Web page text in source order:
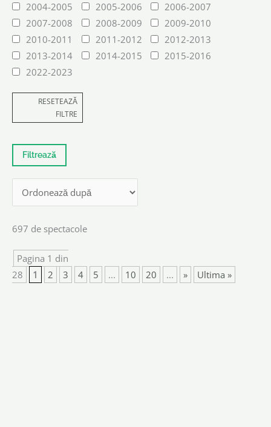
2004-2005
2005-2006
2006-2007
2007-2008
2008-2009
2009-2010
2010-2011
2011-2012
2012-2013
2013-2014
2014-2015
2015-2016
2022-2023
RESETEAZĂ
FILTRE
697 de spectacole
Pagina 1 din
28
1 2 3 4 5 ... 10 20 ... » Ultima »